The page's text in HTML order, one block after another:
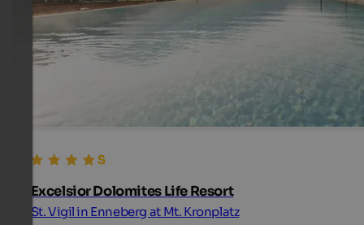
Excelsior Dolomites Life Resort
St. Vigil in Enneberg at Mt. Kronplatz